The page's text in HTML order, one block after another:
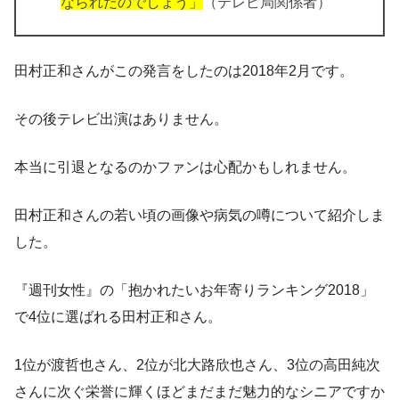
田村正和さんがこの発言をしたのは2018年2月です。
その後テレビ出演はありません。
本当に引退となるのかファンは心配かもしれません。
田村正和さんの若い頃の画像や病気の噂について紹介しま
した。
『週刊女性』の「抱かれたいお年寄りランキング2018」
で4位に選ばれる田村正和さん。
1位が渡哲也さん、2位が北大路欣也さん、3位の高田純次
さんに次ぐ栄誉に輝くほどまだまだ魅力的なシニアですか